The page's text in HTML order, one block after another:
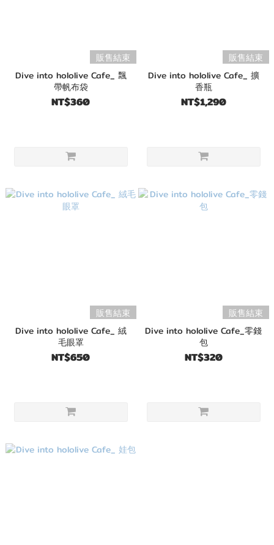
販售結束
Dive into hololive Cafe_ 飄
帶帆布袋
NT$360
販售結束
Dive into hololive Cafe_ 擴
香瓶
NT$1,290
販售結束
Dive into hololive Cafe_ 絨
毛眼罩
NT$650
販售結束
Dive into hololive Cafe_零錢
包
NT$320